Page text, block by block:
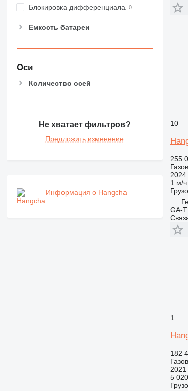
Блокировка дифференциала
Емкость батареи
Оси
Количество осей
Не хватает фильтров?
Предложить изменение
Информация о Hangcha
10
255
2024
1 м/ч
GA-
1
182
2021
5